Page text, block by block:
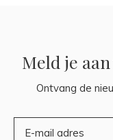
Meld je
Ontvang de